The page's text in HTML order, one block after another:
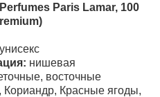
Paris Lamar, 100
унисекс
нишевая
восточные
Кориандр, Красные ягоды,